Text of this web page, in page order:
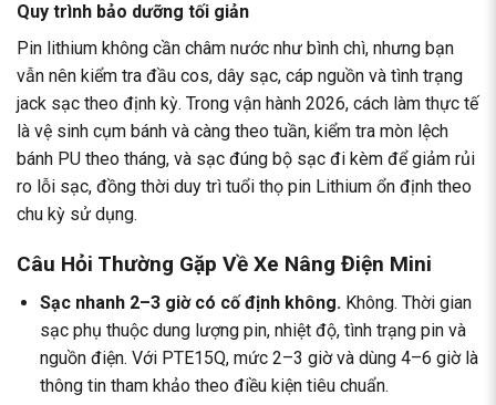
Quy trình bảo dưỡng tối giản
Pin lithium không cần châm nước như bình chì, nhưng bạn
vẫn nên kiểm tra đầu cos, dây sạc, cáp nguồn và tình trạng
jack sạc theo định kỳ. Trong vận hành 2026, cách làm thực tế
là vệ sinh cụm bánh và càng theo tuần, kiểm tra mòn lệch
bánh PU theo tháng, và sạc đúng bộ sạc đi kèm để giảm rủi
ro lỗi sạc, đồng thời duy trì tuổi thọ pin Lithium ổn định theo
chu kỳ sử dụng.
Câu Hỏi Thường Gặp Về Xe Nâng Điện Mini
Sạc nhanh 2–3 giờ có cố định không. Không. Thời gian
sạc phụ thuộc dung lượng pin, nhiệt độ, tình trạng pin và
nguồn điện. Với PTE15Q, mức 2–3 giờ và dùng 4–6 giờ là
thông tin tham khảo theo điều kiện tiêu chuẩn.